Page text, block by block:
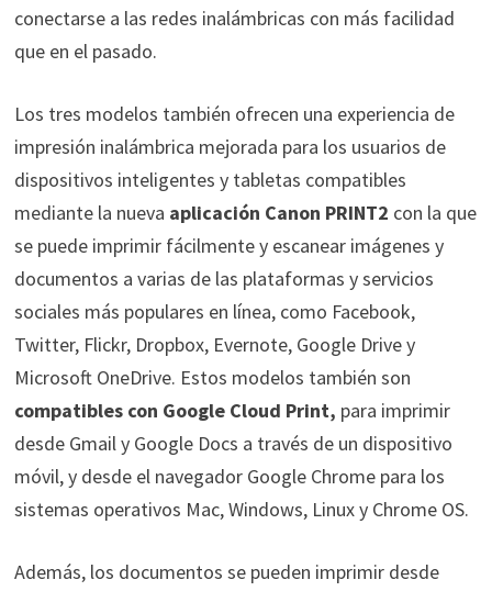
conectarse a las redes inalámbricas con más facilidad
que en el pasado.
Los tres modelos también ofrecen una experiencia de
impresión inalámbrica mejorada para los usuarios de
dispositivos inteligentes y tabletas compatibles
mediante la nueva aplicación Canon PRINT2 con la que
se puede imprimir fácilmente y escanear imágenes y
documentos a varias de las plataformas y servicios
sociales más populares en línea, como Facebook,
Twitter, Flickr, Dropbox, Evernote, Google Drive y
Microsoft OneDrive. Estos modelos también son
compatibles con Google Cloud Print, para imprimir
desde Gmail y Google Docs a través de un dispositivo
móvil, y desde el navegador Google Chrome para los
sistemas operativos Mac, Windows, Linux y Chrome OS.
Además, los documentos se pueden imprimir desde